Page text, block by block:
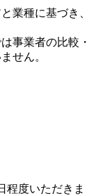
業種に基づき、
事業者の比較・
せん。
程度いただきま